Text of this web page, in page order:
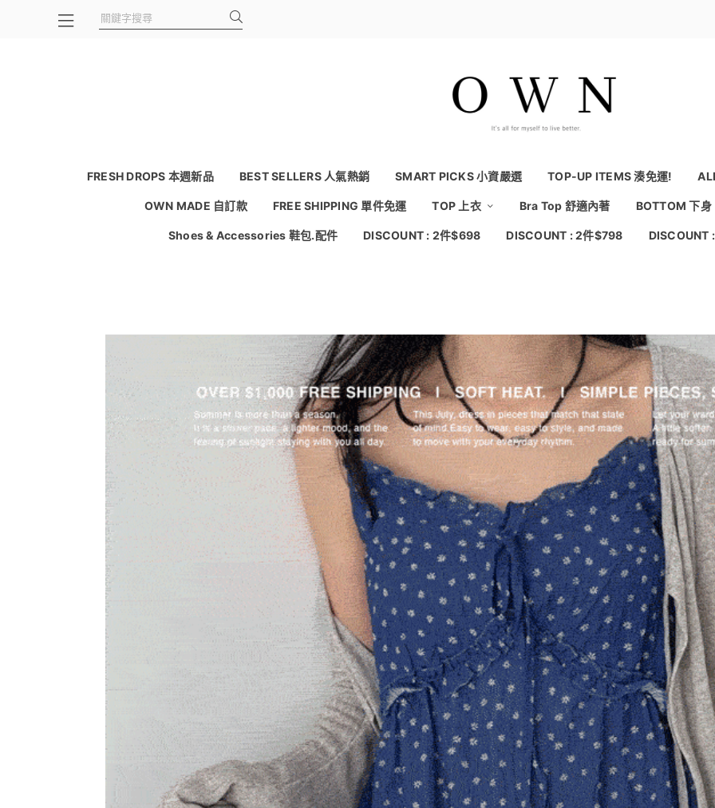
FRESH DROPS 本週新品 BEST SELLERS 人氣熱銷 SMART PICKS 小資嚴選 TOP-UP ITEMS 湊免運!
OWN MADE 自訂款 FREE SHIPPING 單件免運 TOP 上衣 Bra Top 舒適內著 BOTTOM 下身
Shoes & Accessories 鞋包.配件 DISCOUNT : 2件$698 DISCOUNT : 2件$798 DISCOUNT